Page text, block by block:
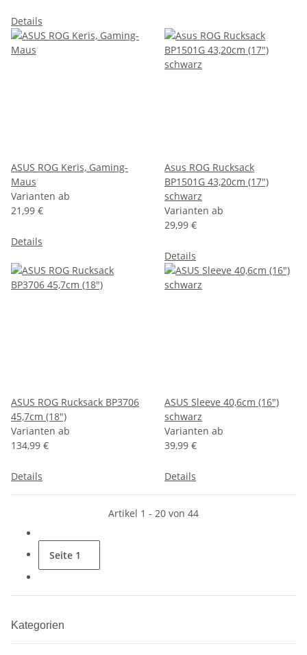
Details
ASUS ROG Keris, Gaming-
Maus
Varianten ab
21,99 €
Details
Asus ROG Rucksack
BP1501G 43,20cm (17")
schwarz
Varianten ab
29,99 €
Details
ASUS ROG Rucksack BP3706
45,7cm (18")
Varianten ab
134,99 €
Details
ASUS Sleeve 40,6cm (16")
schwarz
Varianten ab
39,99 €
Details
Artikel 1 - 20 von 44
Seite 1
Kategorien